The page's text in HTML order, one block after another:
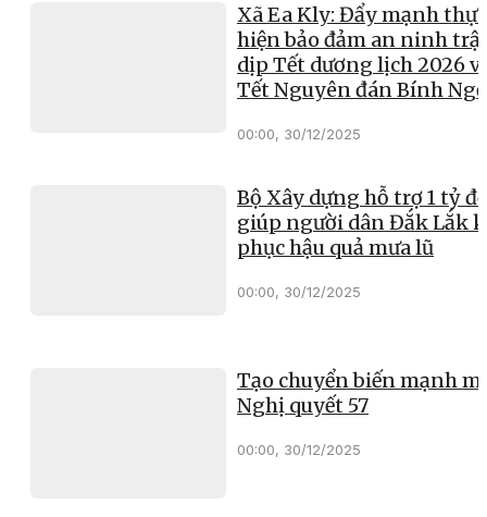
Xã Ea Kly: Đẩy mạnh thực
hiện bảo đảm an ninh
dịp Tết dương lịch 2026
Tết Nguyên đán Bính Ngọ
00:00, 30/12/2025
Bộ Xây dựng hỗ trợ 1 tỷ
giúp người dân Đắk Lắk
phục hậu quả mưa lũ
00:00, 30/12/2025
Tạo chuyển biến mạnh
Nghị quyết 57
00:00, 30/12/2025